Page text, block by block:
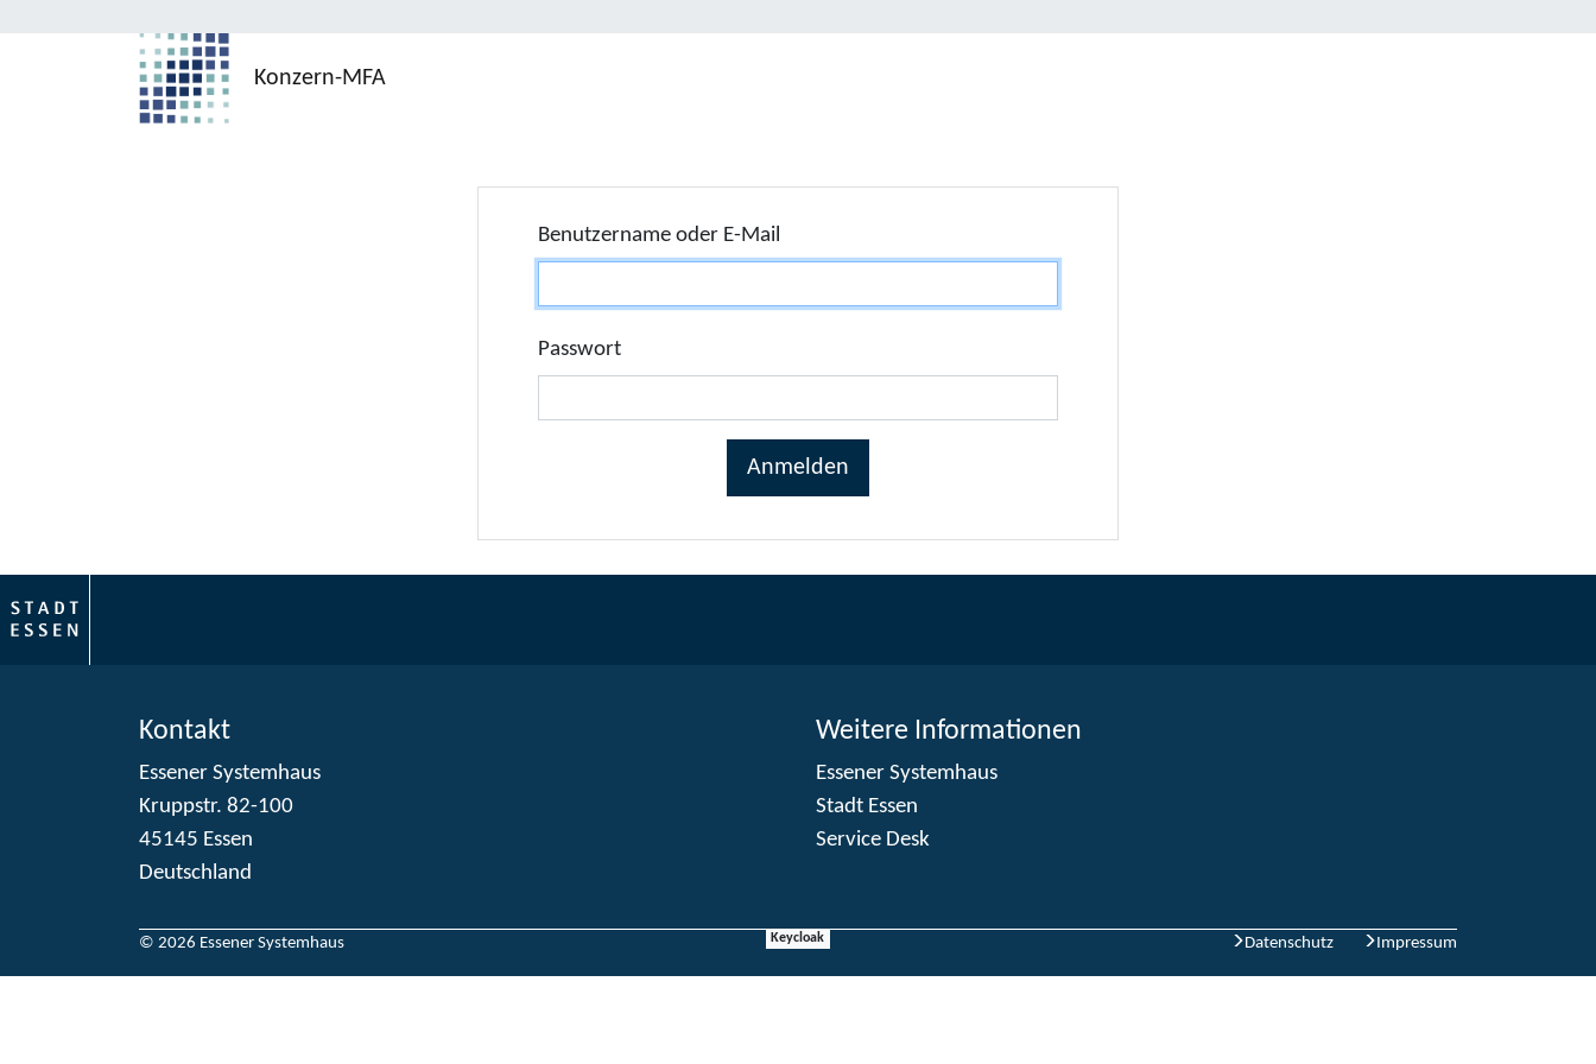
Konzern-MFA
Benutzername oder E-Mail
Passwort
Kontakt
Essener Systemhaus
Kruppstr. 82-100
45145 Essen
Deutschland
Weitere Informationen
Essener Systemhaus
Stadt Essen
Service Desk
© 2026 Essener Systemhaus Keycloak Datenschutz Impressum